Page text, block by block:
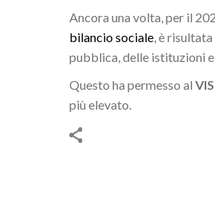
Ancora una volta, per il
bilancio sociale, è
pubblica, delle istituzioni
Questo ha permesso al
più elevato.